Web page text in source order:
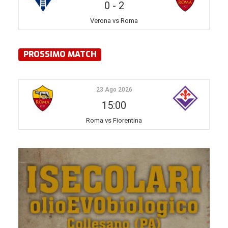
0 - 2
Verona vs Roma
PROSSIMO MATCH
23 Ago 2026
15:00
Roma vs Fiorentina